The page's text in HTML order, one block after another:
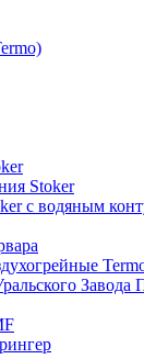
Stoker
с водяным
Завода